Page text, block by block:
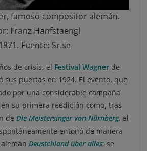
famoso compositor alemán.
Franz Hanfstaengl
Fuente: Sr.se
de crisis, el Festival Wagner de
sus puertas en 1924. El evento, que
por una considerable campaña
su primera reedición como, tras
de Die Meistersinger von Nürnberg, el
entonó de manera
Deustchland über alles; se
Aceptar cookies
Política de cookies